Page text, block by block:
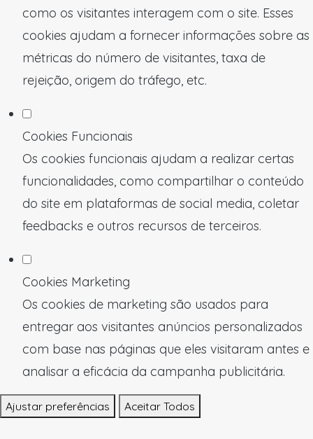
como os visitantes interagem com o site. Esses
cookies ajudam a fornecer informações sobre as
métricas do número de visitantes, taxa de
rejeição, origem do tráfego, etc.
Cookies Funcionais
Os cookies funcionais ajudam a realizar certas
funcionalidades, como compartilhar o conteúdo
do site em plataformas de social media, coletar
feedbacks e outros recursos de terceiros.
Cookies Marketing
Os cookies de marketing são usados para
entregar aos visitantes anúncios personalizados
com base nas páginas que eles visitaram antes e
analisar a eficácia da campanha publicitária.
Ajustar preferências Aceitar Todos